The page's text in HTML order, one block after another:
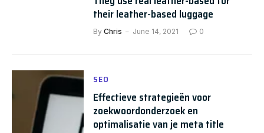
their leather-based luggage
By Chris June 14, 2021 0
SEO
Effectieve strategieën voor
zoekwoordonderzoek en
optimalisatie van je meta title